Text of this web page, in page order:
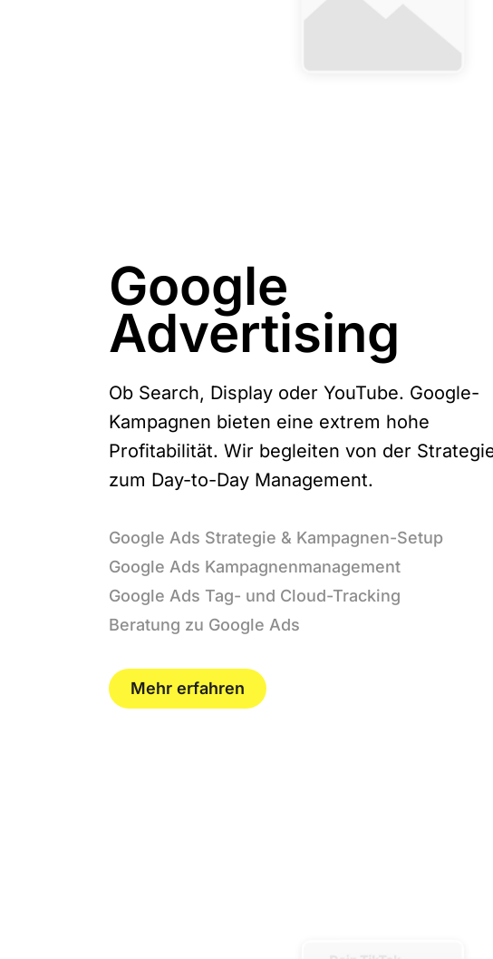
Google
Advertising
Ob Search, Display oder YouTube. Google-
Kampagnen bieten eine extrem hohe
Profitabilität. Wir begleiten von der
zum Day-to-Day Management.
Google Ads Strategie & Kampagnen-Setup
Google Ads Kampagnenmanagement
Google Ads Tag- und Cloud-Tracking
Beratung zu Google Ads
Mehr erfahren